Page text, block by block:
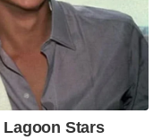
ഉണ്ടെന്ന്
ലിപുലേഖ്,
മാറ്റമില്ലെന്നും,